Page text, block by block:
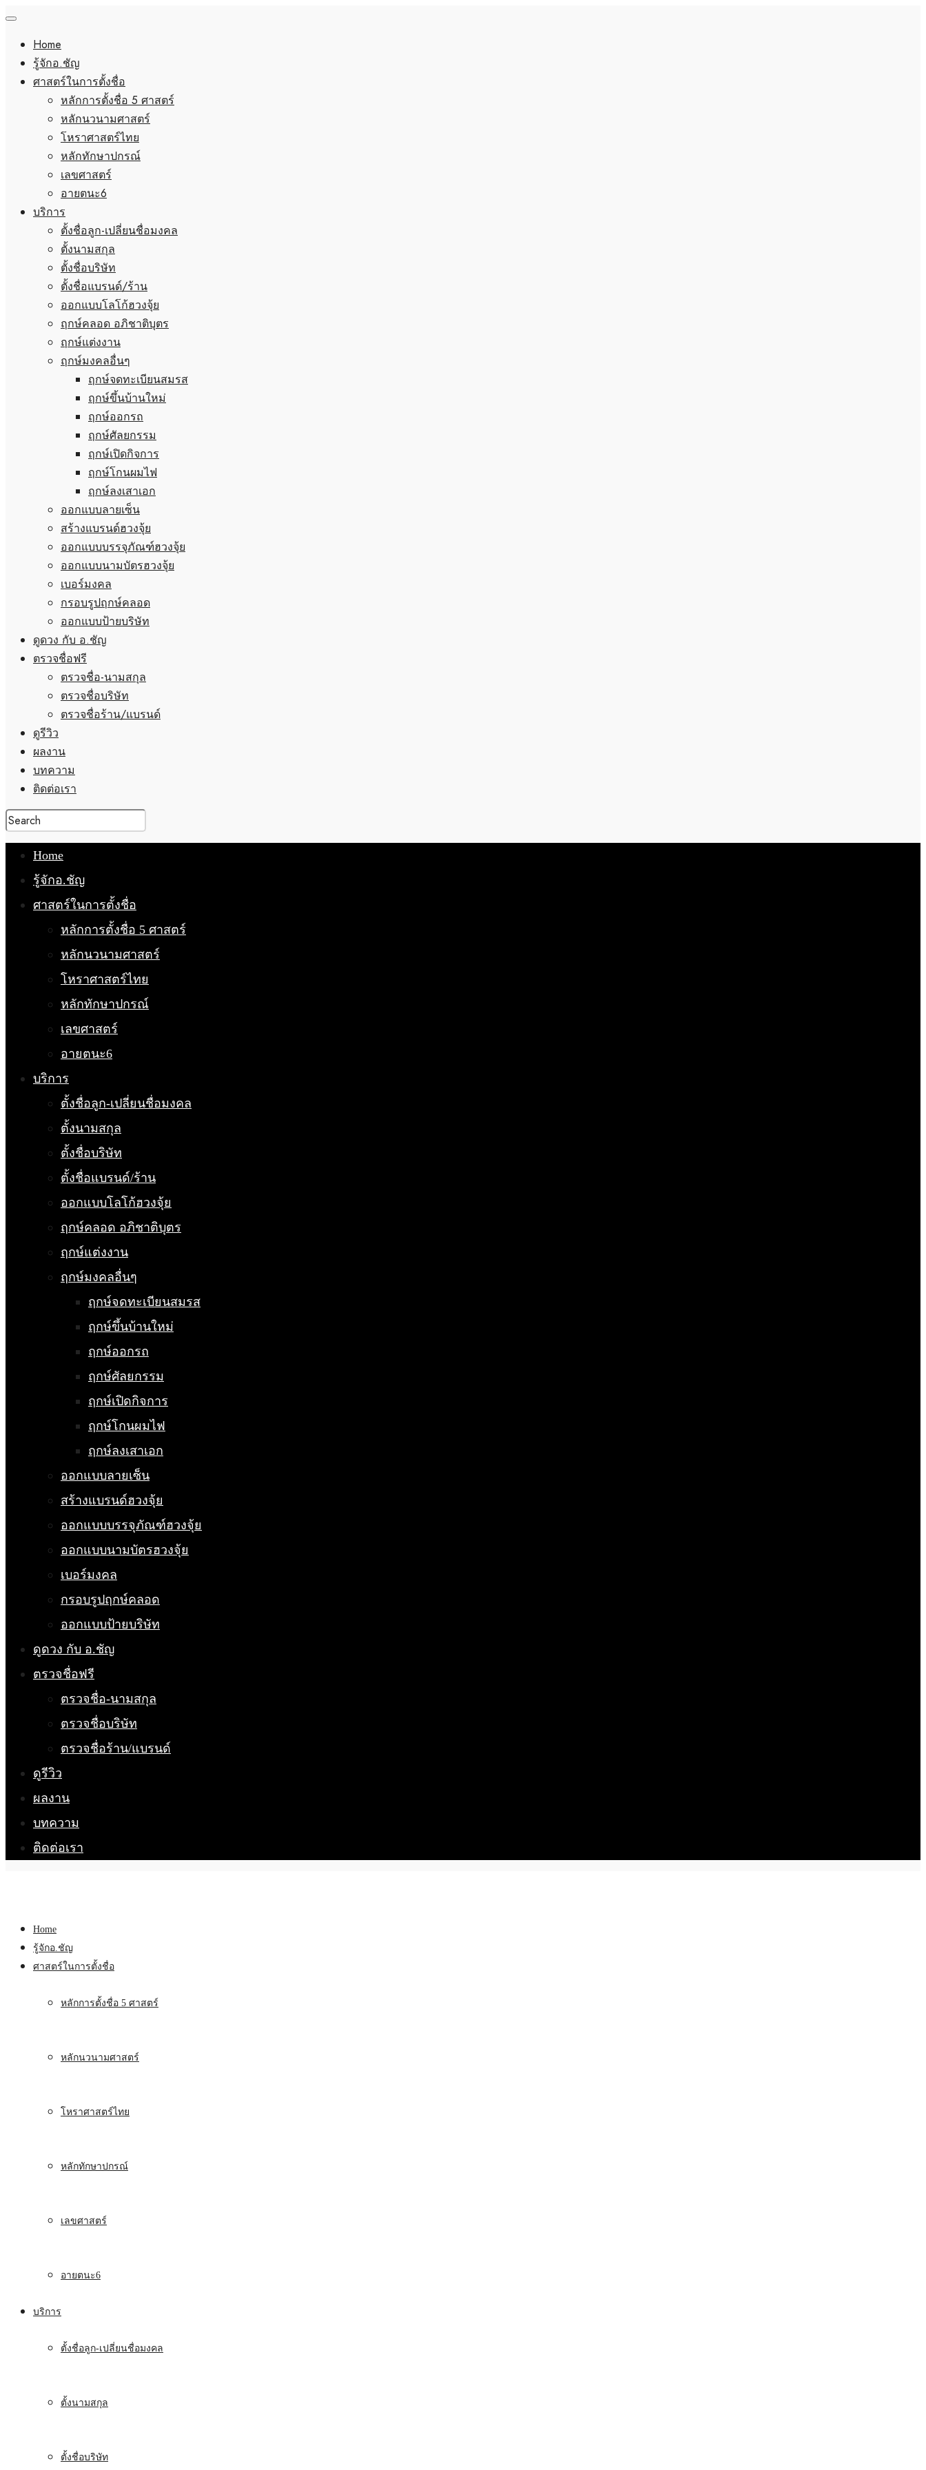
Home
รู้จักอ.ชัญ
ศาสตร์ในการตั้งชื่อ
หลักการตั้งชื่อ 5 ศาสตร์
หลักนวนามศาสตร์
โหราศาสตร์ไทย
หลักทักษาปกรณ์
เลขศาสตร์
อายตนะ6
บริการ
ตั้งชื่อลูก-เปลี่ยนชื่อมงคล
ตั้งนามสกุล
ตั้งชื่อบริษัท
ตั้งชื่อแบรนด์/ร้าน
ออกแบบโลโก้ฮวงจุ้ย
ฤกษ์คลอด อภิชาติบุตร
ฤกษ์แต่งงาน
ฤกษ์มงคลอื่นๆ
ฤกษ์จดทะเบียนสมรส
ฤกษ์ขึ้นบ้านใหม่
ฤกษ์ออกรถ
ฤกษ์ศัลยกรรม
ฤกษ์เปิดกิจการ
ฤกษ์โกนผมไฟ
ฤกษ์ลงเสาเอก
ออกแบบลายเซ็น
สร้างแบรนด์ฮวงจุ้ย
ออกแบบบรรจุภัณฑ์ฮวงจุ้ย
ออกแบบนามบัตรฮวงจุ้ย
เบอร์มงคล
กรอบรูปฤกษ์คลอด
ออกแบบป้ายบริษัท
ดูดวง กับ อ.ชัญ
ตรวจชื่อฟรี
ตรวจชื่อ-นามสกุล
ตรวจชื่อบริษัท
ตรวจชื่อร้าน/แบรนด์
ดูรีวิว
ผลงาน
บทความ
ติดต่อเรา
Home
รู้จักอ.ชัญ
ศาสตร์ในการตั้งชื่อ
หลักการตั้งชื่อ 5 ศาสตร์
หลักนวนามศาสตร์
โหราศาสตร์ไทย
หลักทักษาปกรณ์
เลขศาสตร์
อายตนะ6
บริการ
ตั้งชื่อลูก-เปลี่ยนชื่อมงคล
ตั้งนามสกุล
ตั้งชื่อบริษัท
ตั้งชื่อแบรนด์/ร้าน
ออกแบบโลโก้ฮวงจุ้ย
ฤกษ์คลอด อภิชาติบุตร
ฤกษ์แต่งงาน
ฤกษ์มงคลอื่นๆ
ฤกษ์จดทะเบียนสมรส
ฤกษ์ขึ้นบ้านใหม่
ฤกษ์ออกรถ
ฤกษ์ศัลยกรรม
ฤกษ์เปิดกิจการ
ฤกษ์โกนผมไฟ
ฤกษ์ลงเสาเอก
ออกแบบลายเซ็น
สร้างแบรนด์ฮวงจุ้ย
ออกแบบบรรจุภัณฑ์ฮวงจุ้ย
ออกแบบนามบัตรฮวงจุ้ย
เบอร์มงคล
กรอบรูปฤกษ์คลอด
ออกแบบป้ายบริษัท
ดูดวง กับ อ.ชัญ
ตรวจชื่อฟรี
ตรวจชื่อ-นามสกุล
ตรวจชื่อบริษัท
ตรวจชื่อร้าน/แบรนด์
ดูรีวิว
ผลงาน
บทความ
ติดต่อเรา
Home
รู้จักอ.ชัญ
ศาสตร์ในการตั้งชื่อ
หลักการตั้งชื่อ 5 ศาสตร์
หลักนวนามศาสตร์
โหราศาสตร์ไทย
หลักทักษาปกรณ์
เลขศาสตร์
อายตนะ6
บริการ
ตั้งชื่อลูก-เปลี่ยนชื่อมงคล
ตั้งนามสกุล
ตั้งชื่อบริษัท